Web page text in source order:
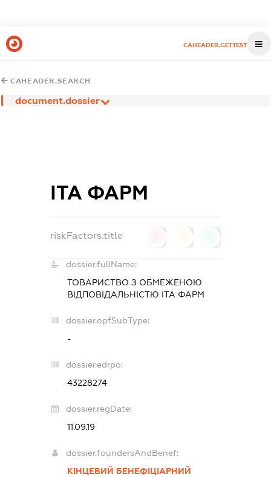
CAHEADER.GETTEST
CAHEADER.SEARCH
document.dossier
ІТА ФАРМ
riskFactors.title
dossier.fullName:
ТОВАРИСТВО З ОБМЕЖЕНОЮ
ВІДПОВІДАЛЬНІСТЮ ІТА ФАРМ
dossier.opfSubType:
-
dossier.edrpo:
43228274
dossier.regDate:
11.09.19
dossier.foundersAndBenef:
КІНЦЕВИЙ БЕНЕФІЦІАРНИЙ